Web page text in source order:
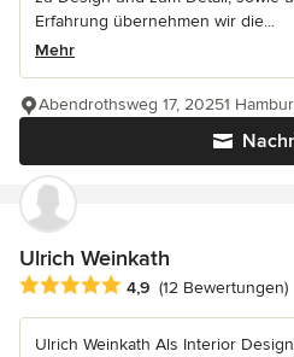
Erfahrung übernehmen wir die...
Mehr
Abendrothsweg 17, 20251
Ulrich Weinkath
Durchschnittliche Bewertung:
4,9 (12 Bewertungen)
Ulrich Weinkath Als Interior